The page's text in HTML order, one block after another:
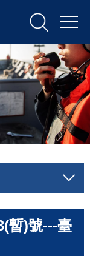
暫)號---臺